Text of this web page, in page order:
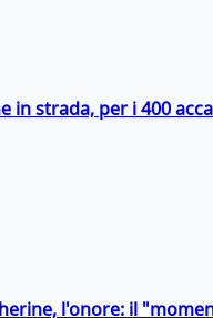
in strada, per i 400
l'onore: il